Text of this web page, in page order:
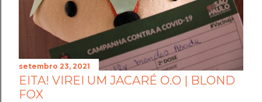
setembro 23, 2021
EITA! VIREI UM JACARÉ O.O | BLOND
FOX